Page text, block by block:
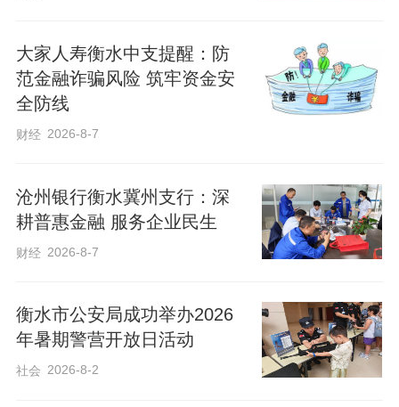
言拆解诈骗套路，普及“三不一多”反诈准
则，提醒学子保护个人信息、远离非法金
融活动。
大家人寿衡水中支提醒：防
范金融诈骗风险 筑牢资金安
全防线
财经 2026-8-7
沧州银行衡水冀州支行：深
耕普惠金融 服务企业民生
财经 2026-8-7
衡水市公安局成功举办2026
年暑期警营开放日活动
社会 2026-8-2